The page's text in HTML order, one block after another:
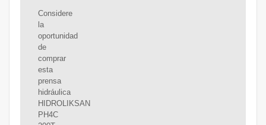
Considere
la
oportunidad
de
comprar
esta
prensa
hidráulica
HIDROLIKSAN
PH4C